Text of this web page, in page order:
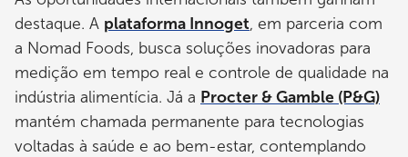
destaque. A plataforma Innoget, em parceria com
a Nomad Foods, busca soluções inovadoras para
medição em tempo real e controle de qualidade na
indústria alimentícia. Já a Procter & Gamble (P&G)
mantém chamada permanente para tecnologias
voltadas à saúde e ao bem-estar, contemplando